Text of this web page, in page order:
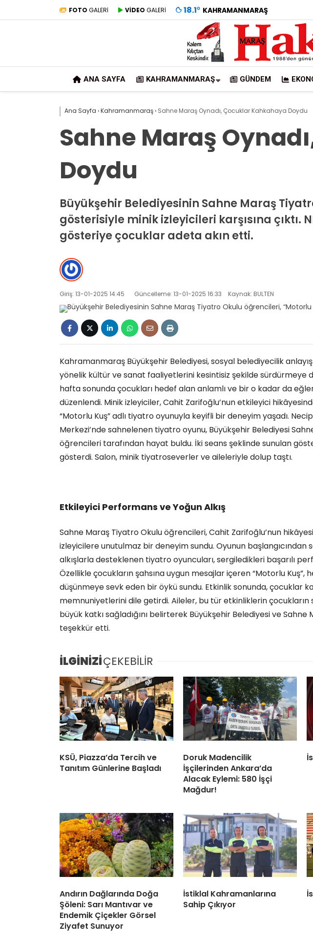
FOTO GALERİ VİDEO GALERİ 18.1° KAHRAMANMARAŞ
ANA SAYFA KAHRAMANMARAŞ GÜNDEM
Ana Sayfa ›Kahramanmaraş› Sahne Maraş Oynadı, Çocuklar Kahkahaya Doydu
Sahne Maraş
Doydu
Büyükşehir Belediyesinin Sahne Maraş
gösterisiyle minik izleyicileri karşısına çıktı.
gösteriye çocuklar adeta akın etti.
Giriş: 13-01-2025 14:45 Güncelleme: 13-01-2025 16:33 Kaynak: BULTEN
Kahramanmaraş Büyükşehir Belediyesi, sosyal belediyecilik
yönelik kültür ve sanat faaliyetlerini kesintisiz şekilde sürdürmeye
hafta sonunda çocukları hedef alan anlamlı ve bir o kadar da
düzenlendi. Minik izleyiciler, Cahit Zarifoğlu’nun etkileyici
“Motorlu Kuş” adlı tiyatro oyunuyla keyifli bir deneyim yaşadı.
Merkezi’nde sahnelenen tiyatro oyunu, Büyükşehir Belediyesi
öğrencileri tarafından hayat buldu. İki seans şeklinde sunulan
gösterdi. Salon, minik tiyatroseverler ve aileleriyle dolup taştı.
Etkileyici Performans ve Yoğun Alkış
Sahne Maraş Tiyatro Okulu öğrencileri, Cahit Zarifoğlu’nun
izleyicilere unutulmaz bir deneyim sundu. Oyunun başlangıcından
alkışlarla desteklenen tiyatro oyuncuları, sergiledikleri başarılı
Özellikle çocukların şahsına uygun mesajlar içeren “Motorlu
düşünmeye sevk eden bir öykü sundu. Etkinlik sonunda, çocuklar
memnuniyetlerini dile getirdi. Aileler, bu tür etkinliklerin
büyük katkı sağladığını belirterek Büyükşehir Belediyesi ve Sahne
teşekkür etti.
İLGİNİZİÇEKEBİLİR
KSÜ, Piazza’da Tercih ve
Tanıtım Günlerine Başladı
Doruk Madencilik
İşçilerinden Ankara’da
Alacak Eylemi: 580 İşçi
Mağdur!
Andırın Dağlarında Doğa
Şöleni: Sarı Mantıvar ve
Endemik Çiçekler Görsel
Ziyafet Sunuyor
İstiklal Kahramanlarına
Sahip Çıkıyor